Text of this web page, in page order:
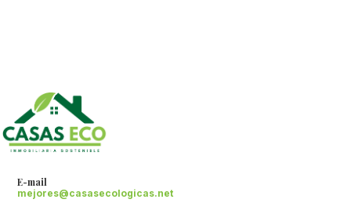
E-mail
mejores@casasecologicas.net